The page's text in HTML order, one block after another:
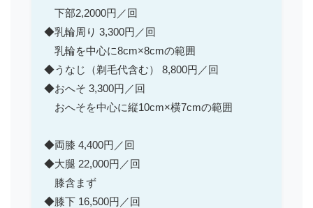
下部2,2000円／回
◆乳輪周り 3,300円／回
乳輪を中心に8cm×8cmの範囲
◆うなじ（剃毛代含む） 8,800円／回
◆おへそ 3,300円／回
おへそを中心に縦10cm×横7cmの範囲
◆両膝 4,400円／回
◆大腿 22,000円／回
膝含まず
◆膝下 16,500円／回